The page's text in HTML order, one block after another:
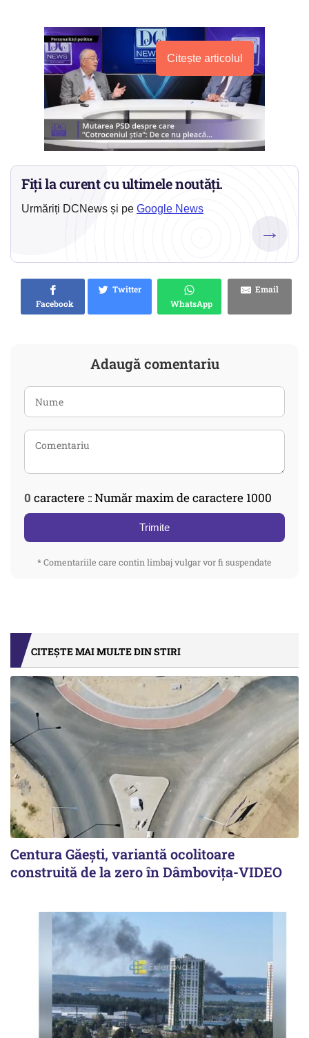
Citește articolul
Fiți la curent cu ultimele noutăți.
Urmăriți DCNews și pe Google News
→
Facebook
Twitter
WhatsApp
Email
Adaugă comentariu
0 caractere :: Număr maxim de caractere 1000
Trimite
* Comentariile care contin limbaj vulgar vor fi suspendate
CITEȘTE MAI MULTE DIN STIRI
Centura Găești, variantă ocolitoare
construită de la zero în Dâmbovița-VIDEO